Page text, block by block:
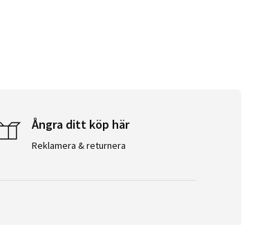
Ångra ditt köp här
Reklamera & returnera